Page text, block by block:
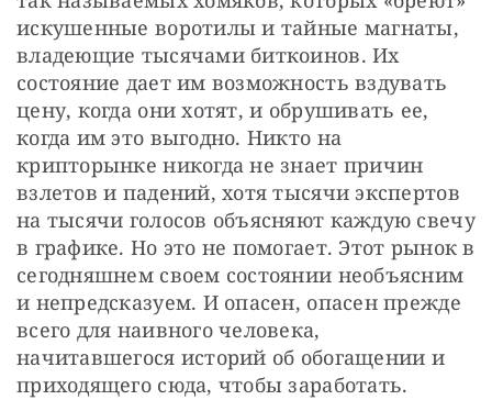
искушенные воротилы и тайные магнаты,
владеющие тысячами биткоинов. Их
состояние дает им возможность вздувать
цену, когда они хотят, и обрушивать ее,
когда им это выгодно. Никто на
крипторынке никогда не знает причин
взлетов и падений, хотя тысячи экспертов
на тысячи голосов объясняют каждую свечу
в графике. Но это не помогает. Этот рынок в
сегодняшнем своем состоянии необъясним
и непредсказуем. И опасен, опасен прежде
всего для наивного человека,
начитавшегося историй об обогащении и
приходящего сюда, чтобы заработать.